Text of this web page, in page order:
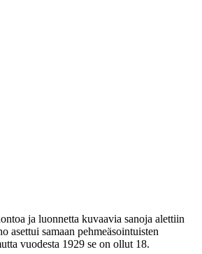
ja luonnetta kuvaavia sanoja alettiin
samaan pehmeäsointuisten
vuodesta 1929 se on ollut 18.